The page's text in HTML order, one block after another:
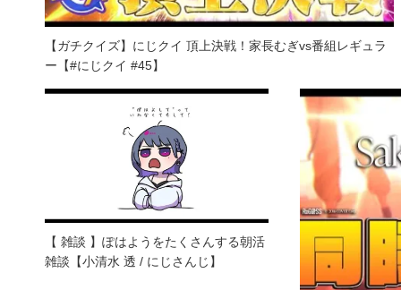
【ガチクイズ】にじクイ 頂上決戦！家長むぎvs番組レギュラ
ー【#にじクイ #45】
【 雑談 】ぽはようをたくさんする朝活
雑談【小清水 透 / にじさんじ】